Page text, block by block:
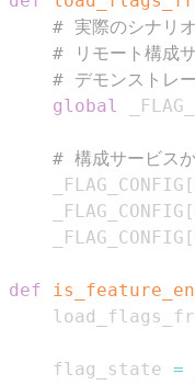
# 実際のシナリ
# リモート構成
# デモンストレ
global
# 構成サービス
    _FLAG_CONFIG
[
    _FLAG_CONFIG
[
    _FLAG_CONFIG
[
def
    flag_state
=